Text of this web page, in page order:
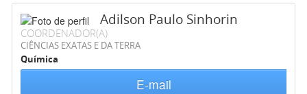
Adilson Paulo Sinhorin
COORDENADOR(A)
CIÊNCIAS EXATAS E DA TERRA
Química
E-mail